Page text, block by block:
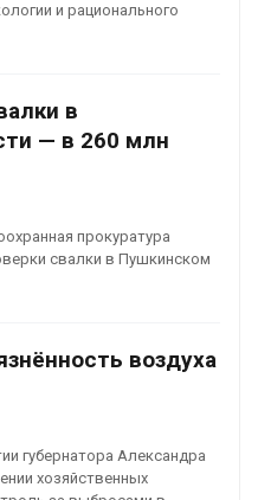
и рационального
в
— в 260 млн
прокуратура
свалки в Пушкинском
воздуха
губернатора Александра
хозяйственных